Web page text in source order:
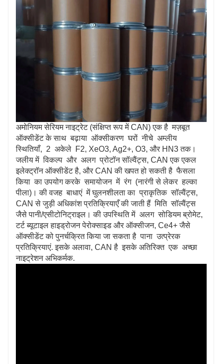
अमोनियम सेरियम नाइट्रेट (संक्षिप्त रूप में CAN) एक है मज़बूत
ऑक्सीडेंट के साथ बढ़ाया ऑक्सीकरण घरों नीचे अम्लीय
स्थितियाँ, 2 अकेले F2, XeO3, Ag2+, O3, और HN3 तक।
जलीय में विकल्प और अलग प्रोटॉन सॉल्वैंट्स, CAN एक एकल
इलेक्ट्रॉन ऑक्सीडेंट है, और CAN की खपत हो सकती है फैसला
किया का उपयोग करके समायोजन में रंग (नारंगी से लेकर हल्का
पीला)। की वजह बाधाएं में घुलनशीलता का प्राकृतिक सॉल्वैंट्स,
CAN से जुड़ी अधिकांश प्रतिक्रियाएँ की जाती हैं मिति सॉल्वैंट्स
जैसे पानी/एसीटोनिट्राइल। की उपस्थिति में अलग सोडियम ब्रोमेट,
टर्ट ब्यूटाइल हाइड्रोजन पेरोक्साइड और ऑक्सीजन, Ce4+ जैसे
ऑक्सीडेंट को पुनर्चक्रित किया जा सकता है पाना उत्प्रेरक
प्रतिक्रियाएं. इसके अलावा, CAN है इसके अतिरिक्त एक अच्छा
नाइट्रेशन अभिकर्मक.